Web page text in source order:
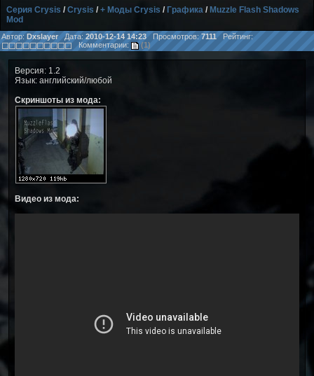
Серия Crysis /Crysis /+ Моды Crysis / Графика / Muzzle Flash Shadows
Mod
Автор: DxslayerДата: 2010-12-14 14:23Просмотров:7111Рейтинг:
Комментарии:
(1)
Версия: 1.2
Язык: английский/любой
Скриншоты из мода:
Видео из мода: